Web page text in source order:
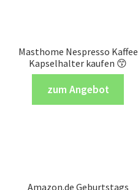
Masthome Nespresso Kaffee
Kapselhalter kaufen 😙
zum Angebot
Amazon.de Geburtstags